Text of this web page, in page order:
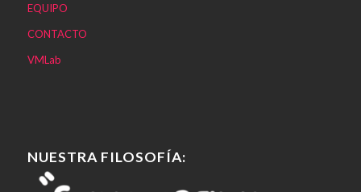
EQUIPO
CONTACTO
VMLab
NUESTRA FILOSOFÍA: